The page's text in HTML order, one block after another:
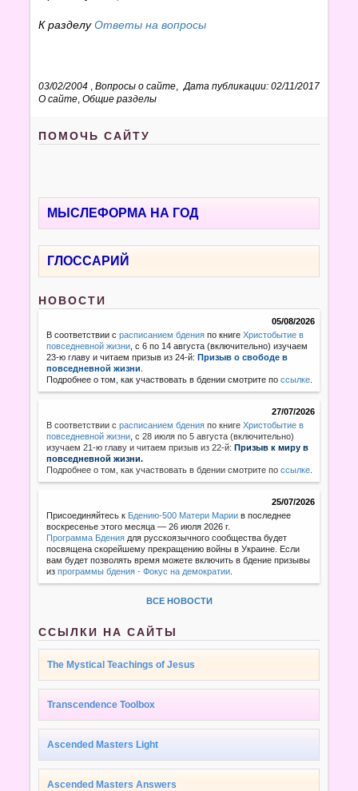
К разделуОтветы на вопросы
03/02/2004 Дата публикации: 02/11/2017
,Вопросы о сайте
О сайте ,Общие разделы
ПОМОЧЬ САЙТУ
МЫСЛЕФОРМА НА ГОД
ГЛОССАРИЙ
НОВОСТИ
05/08/2026
В соответствии срасписанием бдения по книгеХристобытие в
повседневной жизни , с 6 по 14 августа (включительно) изучаем
23-ю главу и читаем призыв из 24-й:Призыв о свободе в
повседневной жизни
Подробнее о том, как участвовать в бдении смотрите поссылке
27/07/2026
В соответствии с расписанием бдения по книгеХристобытие в
повседневной жизни с 28 июля по 5 августа (включительно)
изучаем 21-ю главу и читаем призыв из 22-й:Призыв к миру в
повседневной жизни.
Подробнее о том, как участвовать в бдении смотрите поссылке
25/07/2026
Присоединяйтесь к Бдению-500 Матери Марии в последнее
воскресенье этого месяца — 26 июля 2026 г.
Программа Бдения для русскоязычного сообщества будет
посвящена скорейшему прекращению войны в Украине. Если
вам будет позволять время можете включить в бдение призывы
изпрограммы бдения - Фокус на демократии
ВСЕ НОВОСТИ
ССЫЛКИ НА САЙТЫ
The Mystical Teachings of Jesus
Transcendence Toolbox
Ascended Masters Light
Ascended Masters Answers